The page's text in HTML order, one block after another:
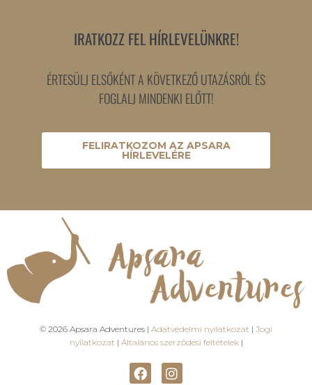
IRATKOZZ FEL HÍRLEVELÜNKRE!
ÉRTESÜLJ ELSŐKÉNT A KÖVETKEZŐ UTAZÁSRÓL ÉS
FOGLALJ MINDENKI ELŐTT!
FELIRATKOZOM AZ APSARA
HÍRLEVELÉRE
© 2026 Apsara Adventures | Adatvédelmi nyilatkozat | Jogi
nyilatkozat | Általános szerződési feltételek |